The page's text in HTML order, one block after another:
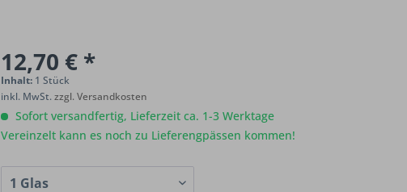
12,70 € *
Inhalt: 1 Stück
inkl. MwSt.zzgl. Versandkosten
Sofort versandfertig, Lieferzeit ca. 1-3 Werktage
Vereinzelt kann es noch zu Lieferengpässen kommen!